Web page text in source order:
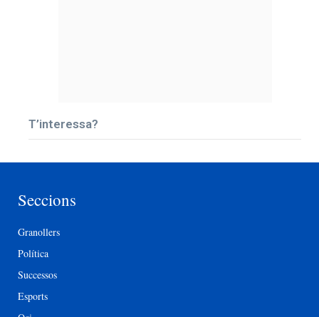
T’interessa?
Seccions
Granollers
Política
Successos
Esports